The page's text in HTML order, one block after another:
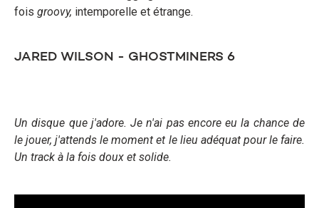
fois groovy, intemporelle et étrange.
JARED WILSON - GHOSTMINERS 6
Un disque que j'adore. Je n'ai pas encore eu la chance de
le jouer, j'attends le moment et le lieu adéquat pour le faire.
Un track à la fois doux et solide.